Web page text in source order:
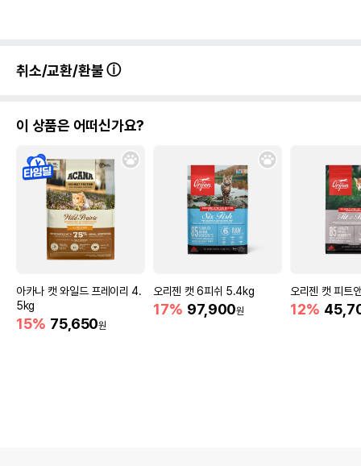
취소/교환/환불
이 상품은 어떠신가요?
아카나 캣 와일드 프레이리 4.
5kg
15% 75,650원
오리젠 캣 6피쉬 5.4kg
17% 97,900원
오리젠 캣 피트
12%